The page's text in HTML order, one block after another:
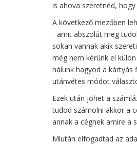
is ahova szeretnéd,
A következő mezőben
- amit abszolút meg
sokan vannak akik
még nem kérünk el
nálunk hagyod a
utánvétes módot
Ezek után jöhet a
tudod számolni akkor a
annak a cégnek amire a
Miután elfogadtad az